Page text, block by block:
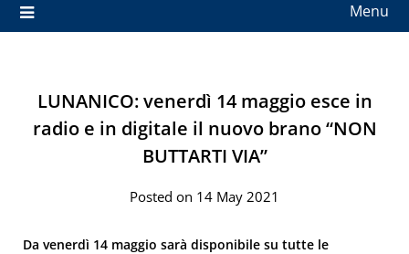
Menu
LUNANICO: venerdì 14 maggio esce in
radio e in digitale il nuovo brano “NON
BUTTARTI VIA”
Posted on 14 May 2021
Da venerdì 14 maggio sarà disponibile su tutte le